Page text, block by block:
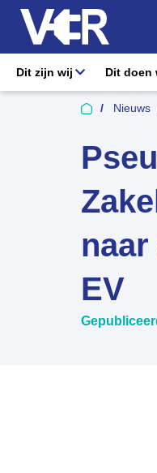
Dit zijn wij Dit doen
Nieuws
EV